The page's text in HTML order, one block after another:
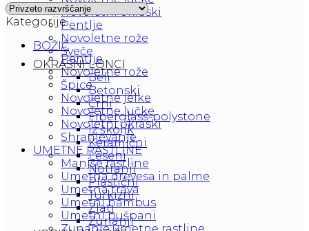
Novoletni okraski
Pentlje
Novoletne rože
Sveče
OKRASNI LONCI
Beli
Betonski
Črni
Fiberglass-polystone
Iz školjk
Keramični
Leseni
Notranji
Plastični
Turkizni
Zlati
ZunanjI
Kategorije
BOŽIČ
Pentlje
Novoletne rože
Špice
Novoletne jelke
Novoletne lučke
Novoletni okraski
Shranjevanje
UMETNE RASTLINE
Manjše rastline
Umetna drevesa in palme
Umetna trava
Umetni bambus
Umetni pušpani